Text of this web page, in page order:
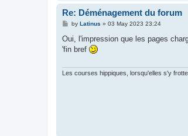
Re: Déménagement du forum
P
s
by Latinus » 03 May 2023 23:24
Oui, l'impression que les pages
'fin bref
Les courses hippiques, lorsqu'elles s'y